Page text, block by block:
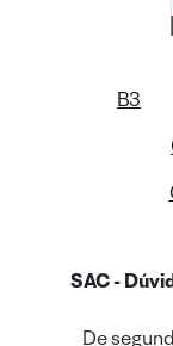
B3
SAC -
De